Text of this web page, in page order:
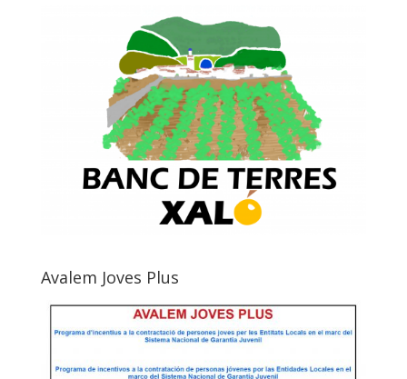
Avalem Joves Plus